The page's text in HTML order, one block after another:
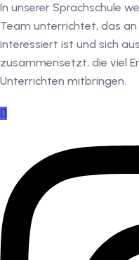
In unserer Sprachschule
Team unterrichtet, das an
interessiert ist und sich
zusammensetzt, die viel
Unterrichten mitbringen.